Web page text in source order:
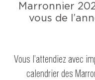
Marronnier
vous de
Vous l’attendiez avec
calendrier des